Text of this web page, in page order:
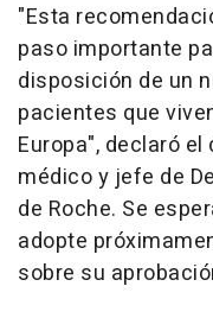
"Esta
paso importante
disposición de un
pacientes que
Europa", declaró
médico y jefe de
de Roche. Se
adopte
sobre su